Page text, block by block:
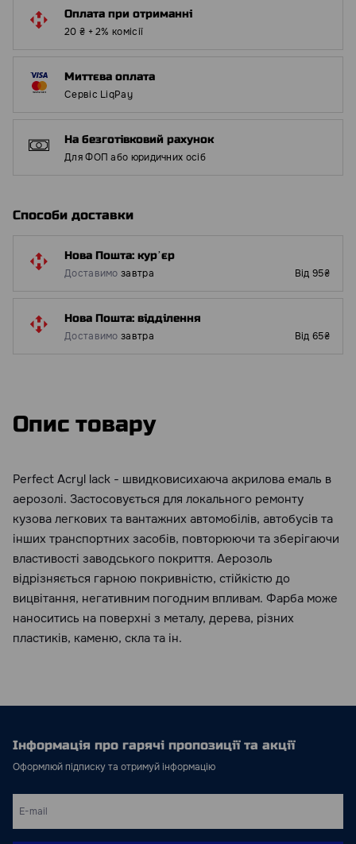
Оплата при отриманні
20 ₴ + 2% комісії
Миттєва оплата
Сервіс LiqPay
На безготівковий рахунок
Для ФОП або юридичних осіб
Способи доставки
Нова Пошта: курʼєр
Доставимо завтра Від 95₴
Нова Пошта: відділення
Доставимо завтра Від 65₴
Опис товару
Perfect Acryl lack - швидковисихаюча акрилова емаль в
аерозолі. Застосовується для локального ремонту
кузова легкових та вантажних автомобілів, автобусів та
інших транспортних засобів, повторюючи та зберігаючи
властивості заводського покриття. Аерозоль
відрізняється гарною покривністю, стійкістю до
вицвітання, негативним погодним впливам. Фарба може
наноситись на поверхні з металу, дерева, різних
пластиків, каменю, скла та ін.
Інформація про гарячі пропозиції та акції
Оформлюй підписку та отримуй інформацію